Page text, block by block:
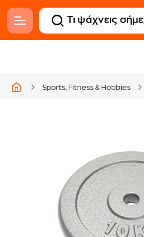
Sports, Fitness & Hobbies